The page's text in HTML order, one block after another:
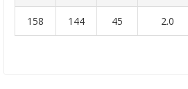
158 144 45 2.0